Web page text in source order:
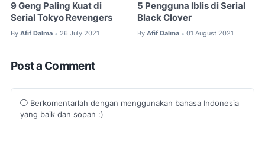
9 Geng Paling Kuat di
Serial Tokyo Revengers
By Afif Dalma • 26 July 2021
5 Pengguna Iblis di Serial
Black Clover
By Afif Dalma • 01 August 2021
Post a Comment
Berkomentarlah dengan menggunakan bahasa Indonesia
yang baik dan sopan :)